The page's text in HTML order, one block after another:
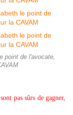
point de l'avocate,
pas sûrs de gagner,